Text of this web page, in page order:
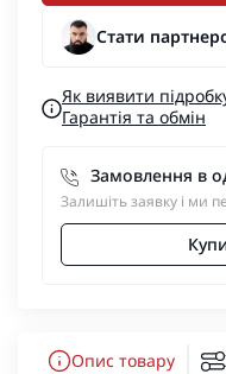
Стати
Як виявити
Гарантія та обмін
Замовлення в
Залишіть заявку і ми
Опис товару